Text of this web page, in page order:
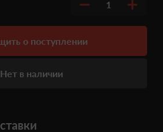
1
о поступлении
Нет в наличии